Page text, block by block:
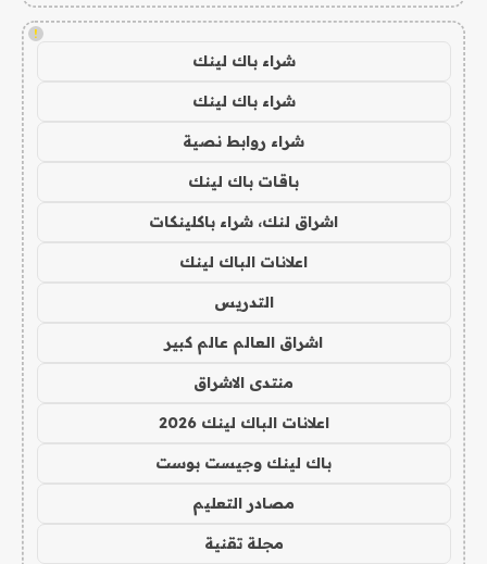
!
شراء باك لينك
شراء باك لينك
شراء روابط نصية
باقات باك لينك
اشراق لنك، شراء باكلينكات
اعلانات الباك لينك
التدريس
اشراق العالم عالم كبير
منتدى الاشراق
اعلانات الباك لينك 2026
باك لينك وجيست بوست
مصادر التعليم
مجلة تقنية